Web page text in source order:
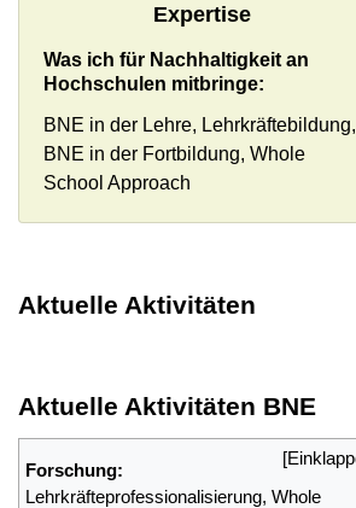
Expertise
Was ich für Nachhaltigkeit an
Hochschulen mitbringe:
BNE in der Lehre, Lehrkräftebildung,
BNE in der Fortbildung, Whole
School Approach
Aktuelle Aktivitäten
Aktuelle Aktivitäten BNE
Forschung:
Lehrkräfteprofessionalisierung, Whole